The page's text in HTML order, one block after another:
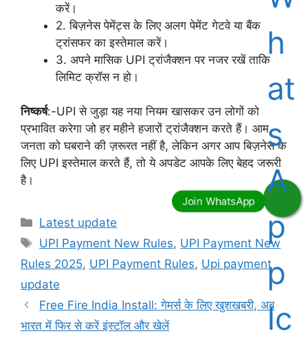
करें।
2. बिज़नेस पेमेंट्स के लिए अलग पेमेंट गेटवे या बैंक
ट्रांसफर का इस्तेमाल करें।
3. अपने मासिक UPI ट्रांजैक्शन पर नजर रखें ताकि
लिमिट क्रॉस न हो।
निष्कर्ष:-UPI से जुड़ा यह नया नियम खासकर उन लोगों को
प्रभावित करेगा जो हर महीने हजारों ट्रांजैक्शन करते हैं। आम
जनता को घबराने की ज़रूरत नहीं है, लेकिन अगर आप बिज़नेस के
लिए UPI इस्तेमाल करते हैं, तो ये अपडेट आपके लिए बेहद जरूरी
है।
Categories
Latest update
Tags
UPI Payment New Rules, UPI Payment New
Rules 2025, UPI Payment Rules, Upi payment
update
Free Fire India Install: गेमर्स के लिए खुशखबरी, अब
भारत में फिर से करें इंस्टॉल और खेलें